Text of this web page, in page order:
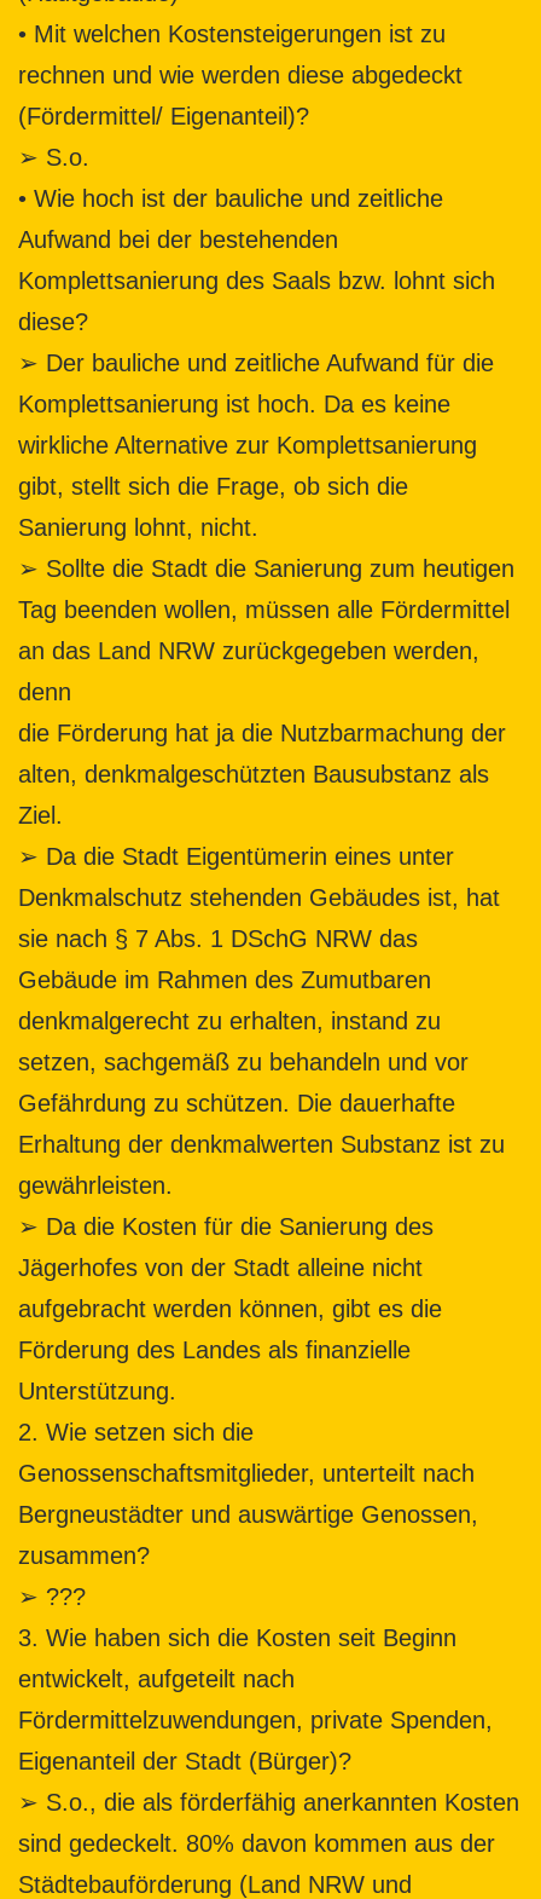
• Mit welchen Kostensteigerungen ist zu
rechnen und wie werden diese abgedeckt
(Fördermittel/ Eigenanteil)?
➢ S.o.
• Wie hoch ist der bauliche und zeitliche
Aufwand bei der bestehenden
Komplettsanierung des Saals bzw. lohnt sich
diese?
➢ Der bauliche und zeitliche Aufwand für die
Komplettsanierung ist hoch. Da es keine
wirkliche Alternative zur Komplettsanierung
gibt, stellt sich die Frage, ob sich die
Sanierung lohnt, nicht.
➢ Sollte die Stadt die Sanierung zum heutigen
Tag beenden wollen, müssen alle Fördermittel
an das Land NRW zurückgegeben werden,
denn
die Förderung hat ja die Nutzbarmachung der
alten, denkmalgeschützten Bausubstanz als
Ziel.
➢ Da die Stadt Eigentümerin eines unter
Denkmalschutz stehenden Gebäudes ist, hat
sie nach § 7 Abs. 1 DSchG NRW das
Gebäude im Rahmen des Zumutbaren
denkmalgerecht zu erhalten, instand zu
setzen, sachgemäß zu behandeln und vor
Gefährdung zu schützen. Die dauerhafte
Erhaltung der denkmalwerten Substanz ist zu
gewährleisten.
➢ Da die Kosten für die Sanierung des
Jägerhofes von der Stadt alleine nicht
aufgebracht werden können, gibt es die
Förderung des Landes als finanzielle
Unterstützung.
2. Wie setzen sich die
Genossenschaftsmitglieder, unterteilt nach
Bergneustädter und auswärtige Genossen,
zusammen?
➢ ???
3. Wie haben sich die Kosten seit Beginn
entwickelt, aufgeteilt nach
Fördermittelzuwendungen, private Spenden,
Eigenanteil der Stadt (Bürger)?
➢ S.o., die als förderfähig anerkannten Kosten
sind gedeckelt. 80% davon kommen aus der
Städtebauförderung (Land NRW und